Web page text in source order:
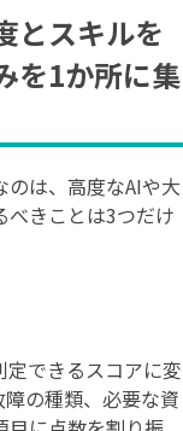
とスキルを
を1か所に集
は、高度なAIや大
べきことは3つだけ
定できるスコアに変
の種類、必要な資